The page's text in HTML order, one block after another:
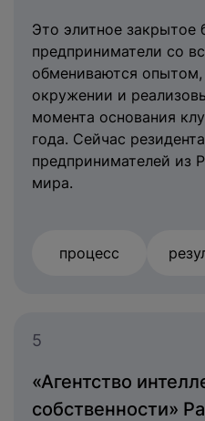
Это элитное закрытое
предприниматели со
обмениваются
окружении и
момента основания
года. Сейчас
предпринимателей из
мира.
процесс
5
«Агентство
собственности»